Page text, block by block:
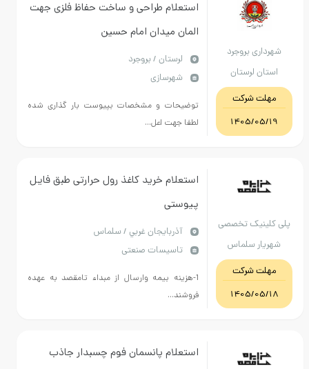
بروجرد
استعلام طراحی و ساخت حفاظ فلزی جهت
المان میدان امام حسین
لرستان / بروجرد
شهرسازی
توضیحات و مشخصات بپیوست بار گذاری شده
لطفا جهت اعل...
تخصصی
سلماس
استعلام خرید کاغذ رول حرارتی طبق فایل
آذربايجان غربي / سلماس
تاسیسات صنعتی
1-هزینه بیمه وارسال از مبداء تامقصد به عهده
فروشند...
استعلام پانسمان فوم چسبدار جاذب